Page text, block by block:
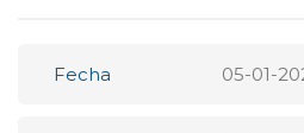
Fecha 05-01-